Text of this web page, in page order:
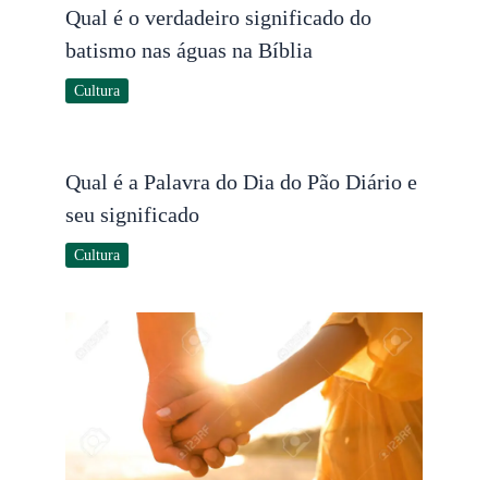
Qual é o verdadeiro significado do
batismo nas águas na Bíblia
Cultura
Qual é a Palavra do Dia do Pão Diário e
seu significado
Cultura